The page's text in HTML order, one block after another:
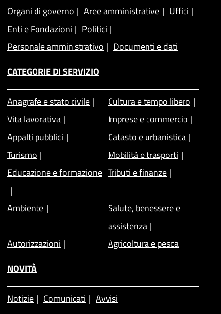
Organi di governo Aree amministrative
Uffici
Enti e Fondazioni
Politici
Personale amministrativo
Documenti e dati
CATEGORIE DI SERVIZIO
Anagrafe e stato civile
Cultura e tempo libero
Vita lavorativa
Imprese e commercio
Appalti pubblici
Catasto e urbanistica
Turismo
Mobilità e trasporti
Educazione e formazione Tributi e finanze
Ambiente
Salute, benessere e
assistenza
Autorizzazioni
Agricoltura e pesca
NOVITÀ
Notizie Comunicati
Avvisi